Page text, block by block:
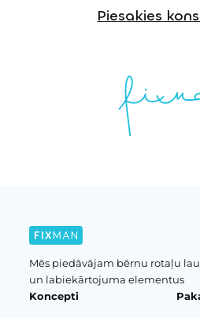
Piesakies
Mēs piedāvājam bērnu rotaļu
un labiekārtojuma elementus
Koncepti